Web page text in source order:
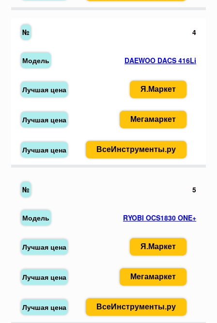
4
DAEWOO DACS 416Li
Я.Маркет
Мегамаркет
ВсеИнструменты.ру
5
RYOBI OCS1830 ONE+
Я.Маркет
Мегамаркет
ВсеИнструменты.ру